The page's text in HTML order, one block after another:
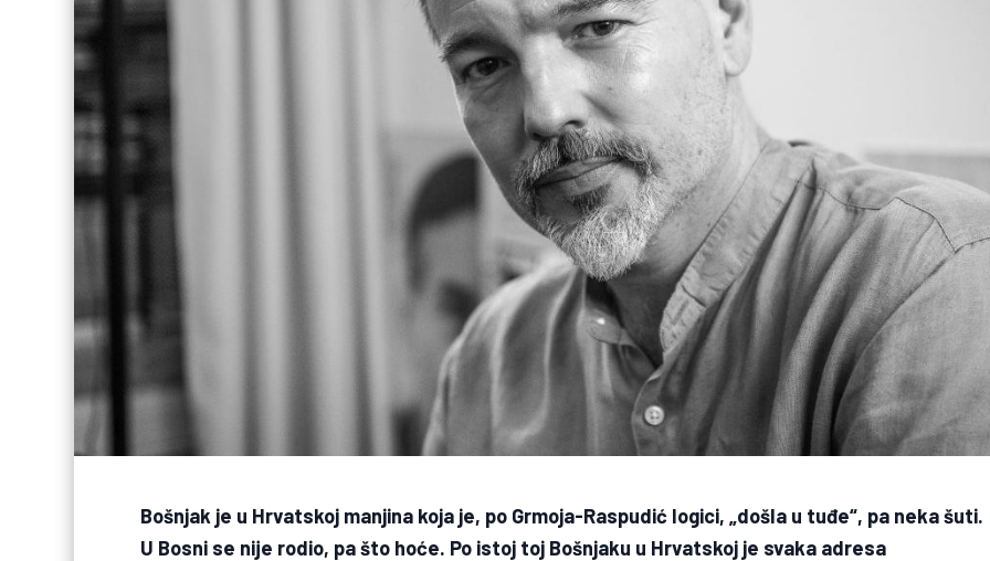
Bošnjak je u Hrvatskoj manjina koja je, po Grmoja-Raspudić logici, „došla u tuđe“, pa neka šuti.
U Bosni se nije rodio, pa što hoće. Po istoj toj Bošnjaku u Hrvatskoj je svaka adresa